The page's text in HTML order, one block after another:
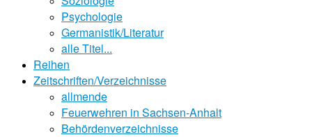
Psychologie
Germanistik/Literatur
alle Titel...
Reihen
Zeitschriften/Verzeichnisse
allmende
Feuerwehren in Sachsen-Anhalt
Behördenverzeichnisse